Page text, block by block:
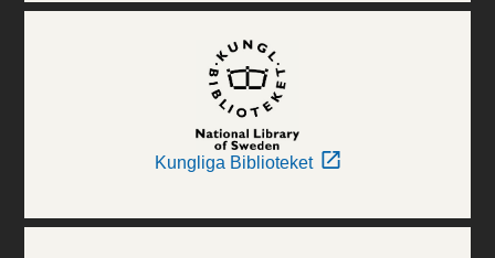
Kungliga Biblioteket